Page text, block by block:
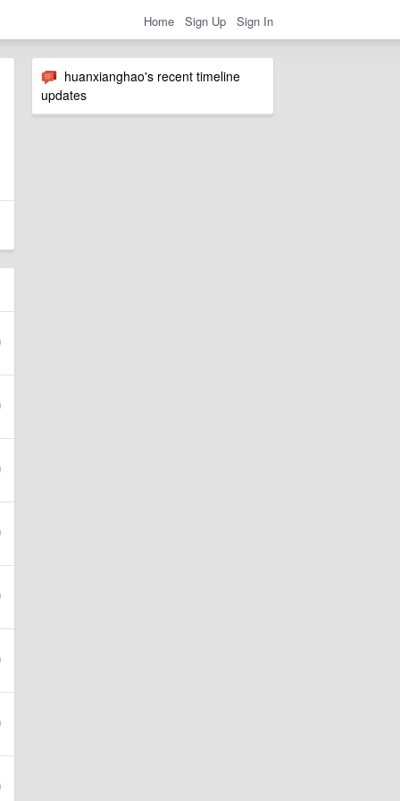
Home Sign Up Sign In
huanxianghao's recent timeline
updates